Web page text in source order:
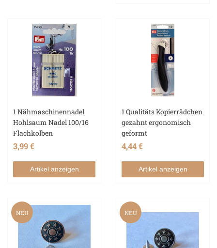
1 Nähmaschinennadel
Hohlsaum Nadel 100/16
Flachkolben
3,99 €
Artikel anzeigen
1 Qualitäts Kopierrädchen
gezahnt ergonomisch
geformt
4,44 €
Artikel anzeigen
NEU NEU